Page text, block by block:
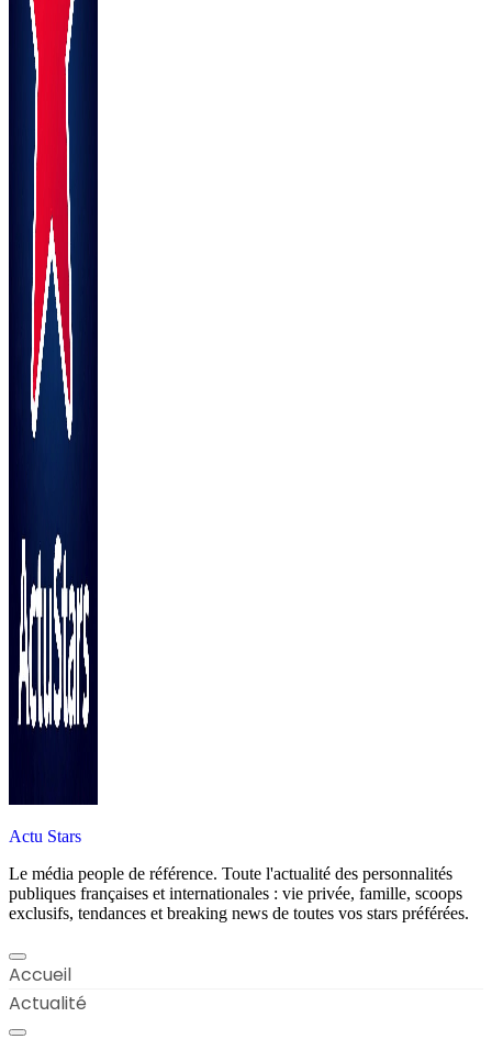
Actu Stars
Le média people de référence. Toute l'actualité des personnalités
publiques françaises et internationales : vie privée, famille, scoops
exclusifs, tendances et breaking news de toutes vos stars préférées.
Accueil
Actualité